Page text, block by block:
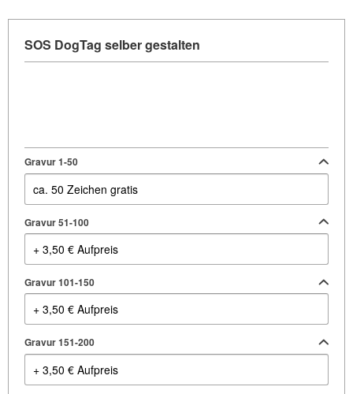
SOS DogTag selber gestalten
Gravur 1-50
Gravur 51-100
Gravur 101-150
Gravur 151-200